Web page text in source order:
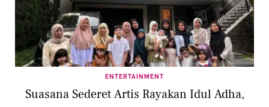
ENTERTAINMENT
Suasana Sederet Artis Rayakan Idul Adha,